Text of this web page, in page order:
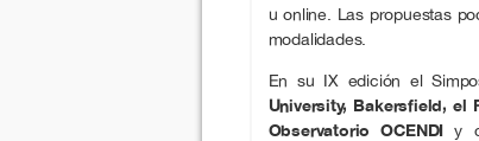
u online. Las propuestas
modalidades.
En su IX edición el
University, Bakersfield, el
Observatorio OCENDI y